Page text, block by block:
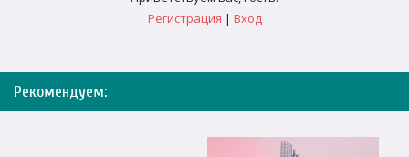
Регистрация | Вход
Рекомендуем: